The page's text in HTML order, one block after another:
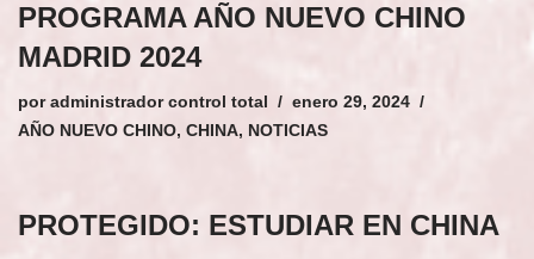
PROGRAMA AÑO NUEVO CHINO
MADRID 2024
por administrador control total
enero 29, 2024
AÑO NUEVO CHINO, CHINA, NOTICIAS
PROTEGIDO: ESTUDIAR EN CHINA